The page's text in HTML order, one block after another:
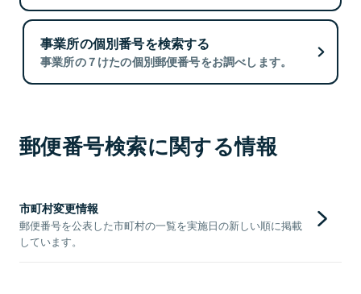
事業所の個別番号を検索する
事業所の７けたの個別郵便番号をお調べします。
郵便番号検索に関する情報
市町村変更情報
郵便番号を公表した市町村の一覧を実施日の新しい順に掲載
しています。